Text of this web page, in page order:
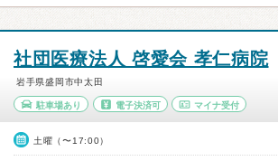
社団医療法人 啓愛会 孝仁病院
岩手県盛岡市中太田
駐車場あり 電子決済可 マイナ受付
土曜（〜17:00）